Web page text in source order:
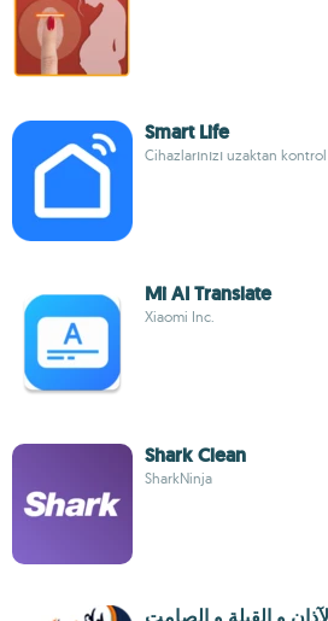
Smart Life
Cihazlarınızı uzaktan
Mi AI Translate
Xiaomi Inc.
Shark Clean
SharkNinja